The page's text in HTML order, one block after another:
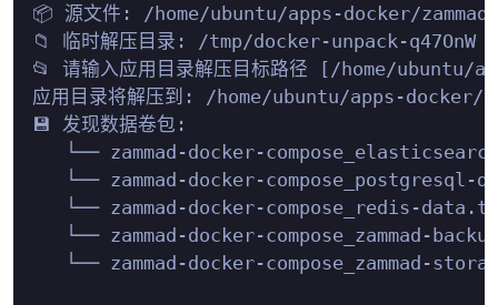
📦 源文件: /home/ubuntu/apps-docker/
📁 临时解压目录: /tmp/docker-unpack-q47OnW
📂 请输入应用目录解压目标路径 [/home/ubuntu/
应用目录将解压到: /home/ubuntu/apps-docker/
💾 发现数据卷包:
└── zammad-docker-
└── zammad-docker-compose_postgresql-
└── zammad-docker-compose_redis-
└── zammad-docker-compose_zammad-
└── zammad-docker-compose_zammad-